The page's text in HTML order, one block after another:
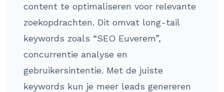
content te optimaliseren voor relevante
zoekopdrachten. Dit omvat long-tail
keywords zoals “SEO Euverem”,
concurrentie analyse en
gebruikersintentie. Met de juiste
keywords kun je meer leads genereren